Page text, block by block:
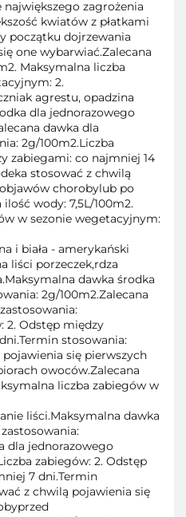
zagrożenia
kwiatów z płatkami
początku dojrzewania
one wybarwiać.Zalecana
Maksymalna liczba
2.
agrestu, opadzina
dla jednorazowego
dawka dla
2g/100m2.Liczba
zabiegami: co najmniej 14
stosować z chwilą
chorobylub po
wody: 7,5L/100m2.
w sezonie wegetacyjnym:
i biała - amerykański
liści porzeczek,rdza
dawka środka
2g/100m2.Zalecana
2. Odstęp między
stosowania:
się pierwszych
owoców.Zalecana
liczba zabiegów w
liści.Maksymalna dawka
dla jednorazowego
zabiegów: 2. Odstęp
7 dni.Termin
z chwilą pojawienia się